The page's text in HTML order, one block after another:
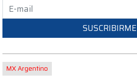
SUSCRIBIRME
MX Argentino